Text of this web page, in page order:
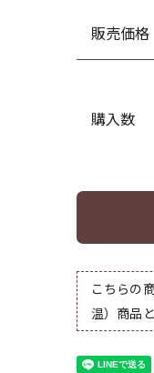
販売価格
購入数
こちらの
温）商品